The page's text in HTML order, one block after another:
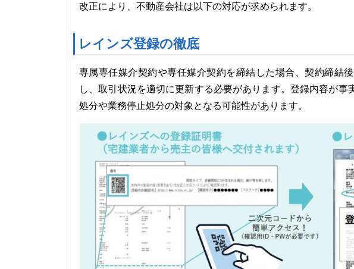
改正により、不動産会社は以下の対応が求められます。
レインズ登録の徹底
専属専任媒介契約や専任媒介契約を締結した場合、契約締結
し、取引状況を適切に更新する必要があります。登録内容が
処分や業務停止処分の対象となる可能性があります。